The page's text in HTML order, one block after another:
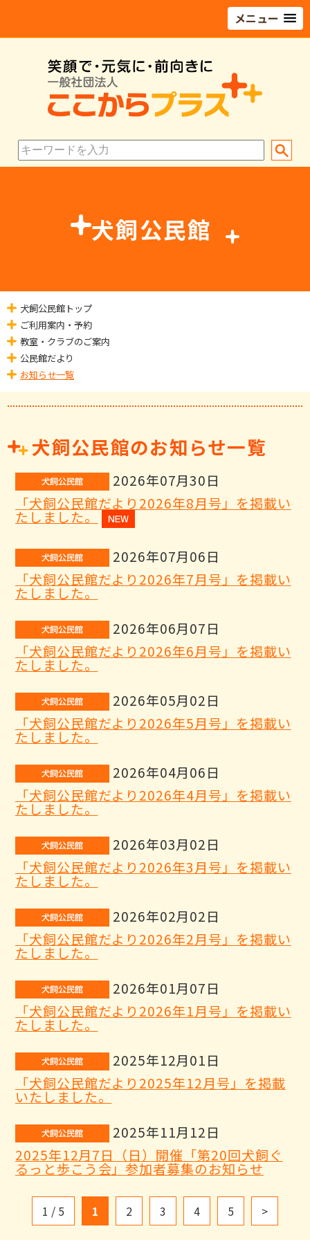
メニュー
犬飼公民館
犬飼公民館トップ
ご利用案内・予約
教室・クラブのご案内
公民館だより
お知らせ一覧
犬飼公民館のお知らせ一覧
2026年07月30日
「犬飼公民館だより2026年8月号」を掲載い
たしました。
2026年07月06日
「犬飼公民館だより2026年7月号」を掲載い
たしました。
2026年06月07日
「犬飼公民館だより2026年6月号」を掲載い
たしました。
2026年05月02日
「犬飼公民館だより2026年5月号」を掲載い
たしました。
2026年04月06日
「犬飼公民館だより2026年4月号」を掲載い
たしました。
2026年03月02日
「犬飼公民館だより2026年3月号」を掲載い
たしました。
2026年02月02日
「犬飼公民館だより2026年2月号」を掲載い
たしました。
2026年01月07日
「犬飼公民館だより2026年1月号」を掲載い
たしました。
2025年12月01日
「犬飼公民館だより2025年12月号」を掲載
いたしました。
2025年11月12日
2025年12月7日（日）開催「第20回犬飼ぐ
るっと歩こう会」参加者募集のお知らせ
1 / 5 1 2 3 4 5 >